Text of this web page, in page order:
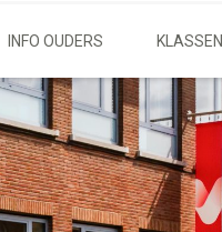
INFO OUDERS KLASSEN